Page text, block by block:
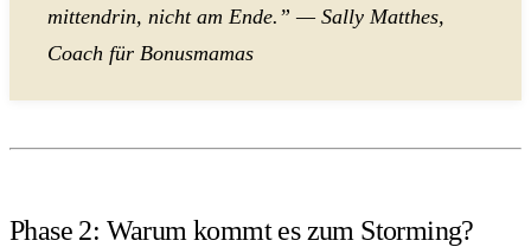
mittendrin, nicht am Ende.” — Sally Matthes,
Coach für Bonusmamas
Phase 2: Warum kommt es zum Storming?